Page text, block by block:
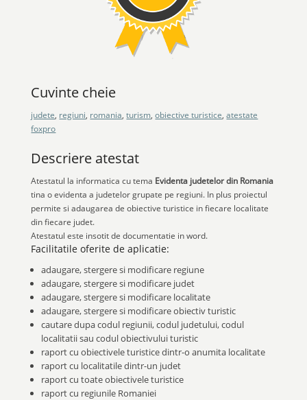
Cuvinte cheie
judete, regiuni, romania,turism,obiective turistice,atestate
foxpro
Descriere atestat
Atestatul la informatica cu tema Evidenta judetelor din Romania
tina o evidenta a judetelor grupate pe regiuni. In plus proiectul
permite si adaugarea de obiective turistice in fiecare localitate
din fiecare judet.
Atestatul este insotit de documentatie in word.
Facilitatile oferite de aplicatie:
adaugare, stergere si modificare regiune
adaugare, stergere si modificare judet
adaugare, stergere si modificare localitate
adaugare, stergere si modificare obiectiv turistic
cautare dupa codul regiunii, codul judetului, codul
localitatii sau codul obiectivului turistic
raport cu obiectivele turistice dintr-o anumita localitate
raport cu localitatile dintr-un judet
raport cu toate obiectivele turistice
raport cu regiunile Romaniei